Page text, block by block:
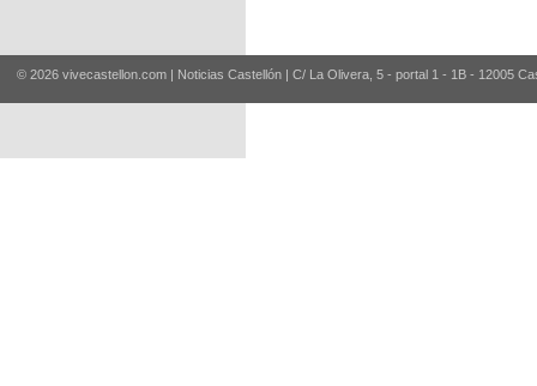
© 2026 vivecastellon.com | Noticias Castellón | C/ La Olivera, 5 - portal 1 - 1B - 12005